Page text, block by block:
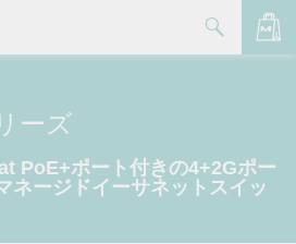
ーズ
PoE+ポート付きの4+2Gポー
ネージドイーサネットスイッ